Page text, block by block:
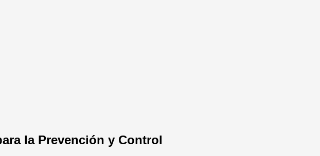
la Prevención y Control